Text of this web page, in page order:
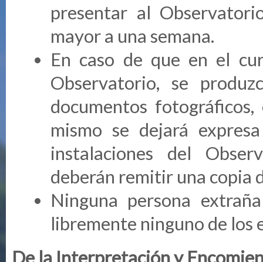
presentar al
mayor a una semana.
En caso de que en el
Observatorio, se
documentos
mismo se dejará
instalaciones del
deberán remitir una copia
Ninguna persona
libremente ninguno de los
De la Interpretación y